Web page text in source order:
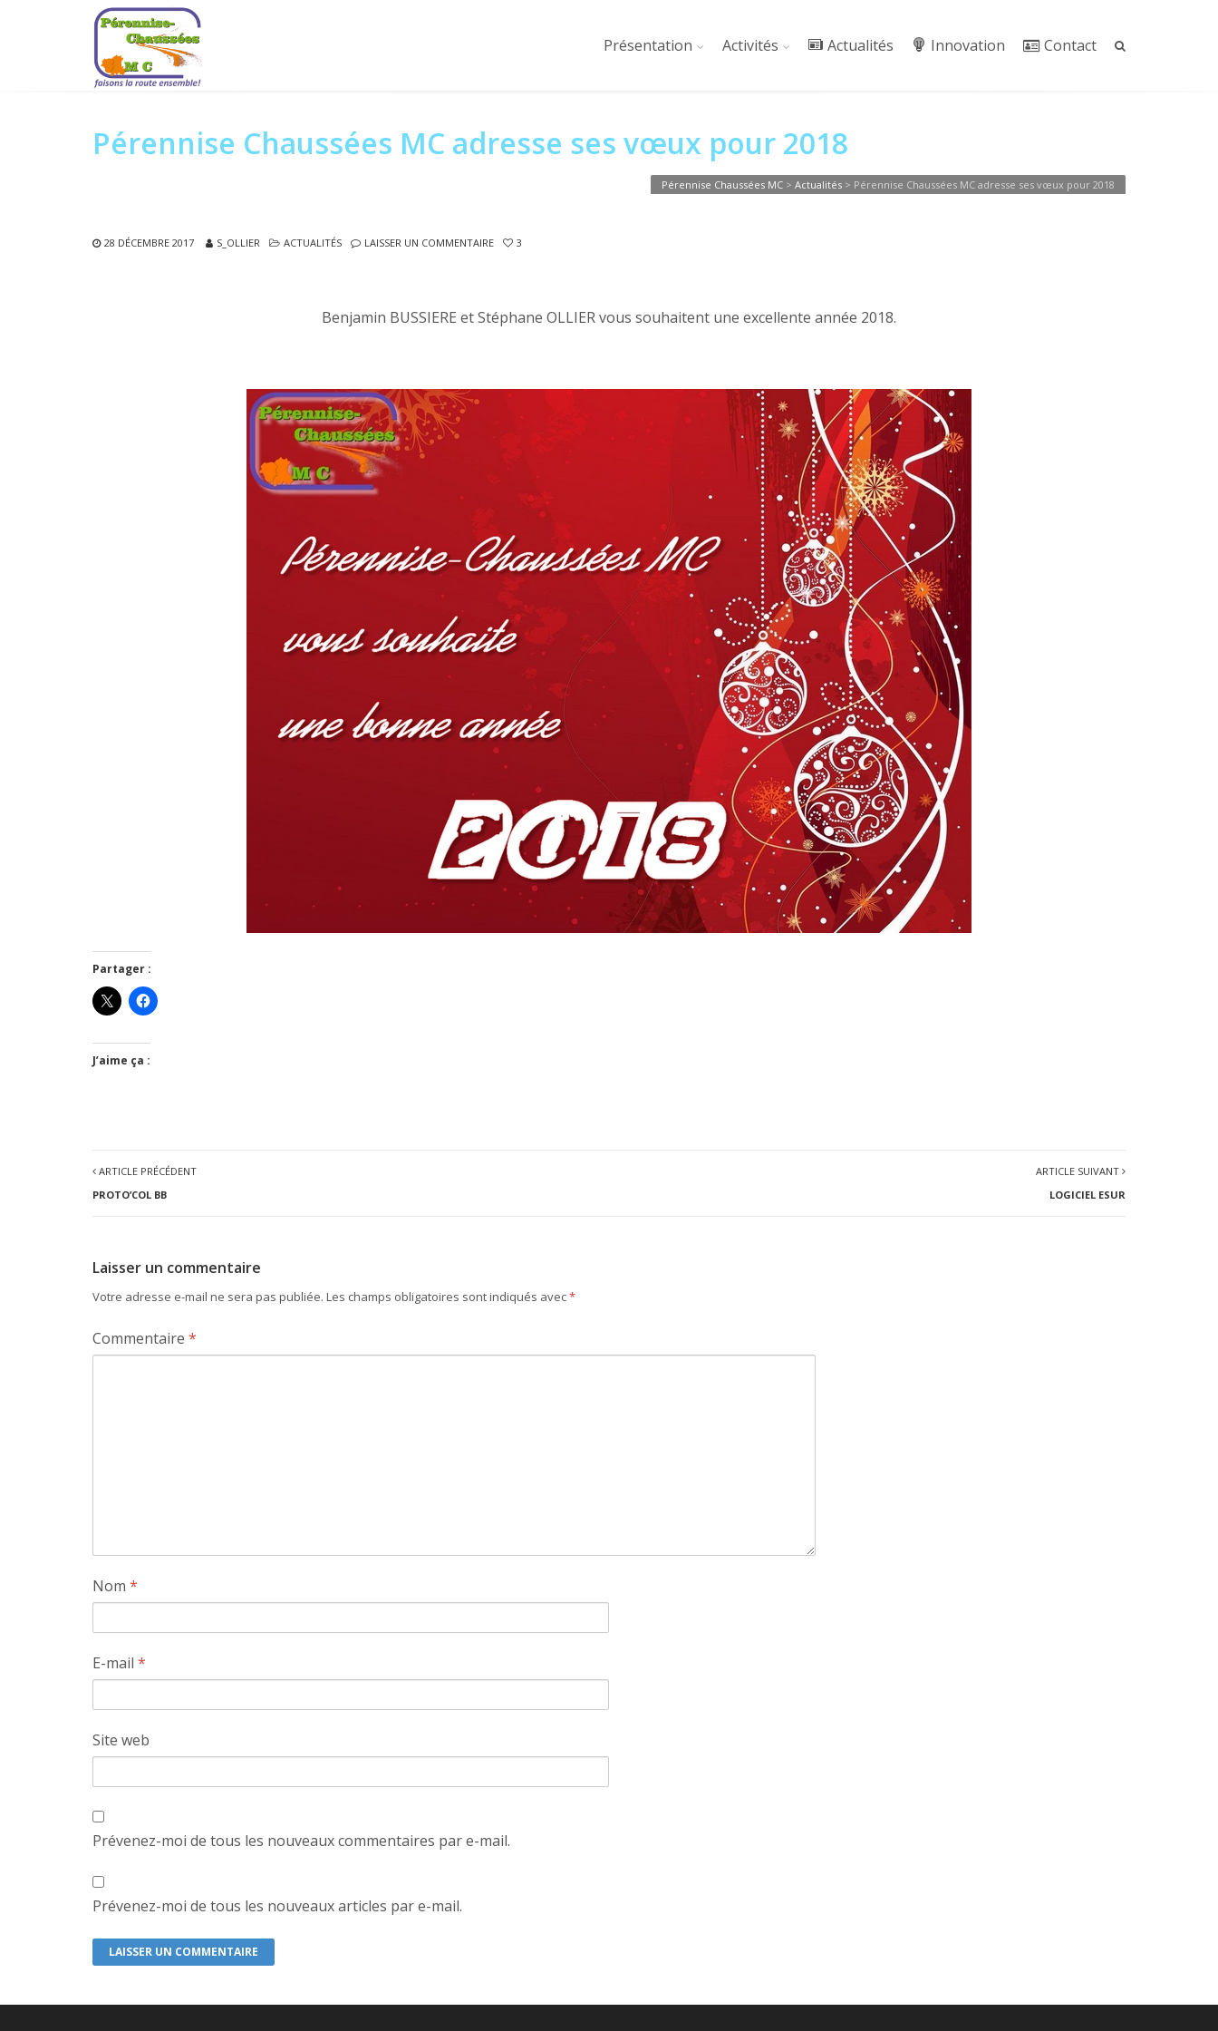
Présentation Activités Actualités Innovation Contact
Pérennise Chaussées MC adresse ses vœux pour 2018
Pérennise Chaussées MC > Actualités > Pérennise Chaussées MC adresse ses vœux pour 2018
28 DÉCEMBRE 2017 S_OLLIER ACTUALITÉS LAISSER UN COMMENTAIRE 3
Benjamin BUSSIERE et Stéphane OLLIER vous souhaitent une excellente année 2018.
Partager :
J’aime ça :
ARTICLE PRÉCÉDENT
PROTO’COL BB
ARTICLE SUIVANT
LOGICIEL ESUR
Laisser un commentaire
Votre adresse e-mail ne sera pas publiée. Les champs obligatoires sont indiqués avec*
Commentaire *
Nom *
E-mail *
Site web
Prévenez-moi de tous les nouveaux commentaires par e-mail.
Prévenez-moi de tous les nouveaux articles par e-mail.